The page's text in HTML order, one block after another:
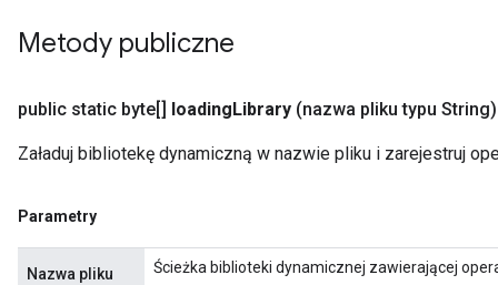
Metody publiczne
public static byte[] loadingLibrary (nazwa pliku typu String)
Załaduj bibliotekę dynamiczną w nazwie pliku i zarejestruj
Parametry
Nazwa pliku Ścieżka biblioteki dynamicznej zawierającej